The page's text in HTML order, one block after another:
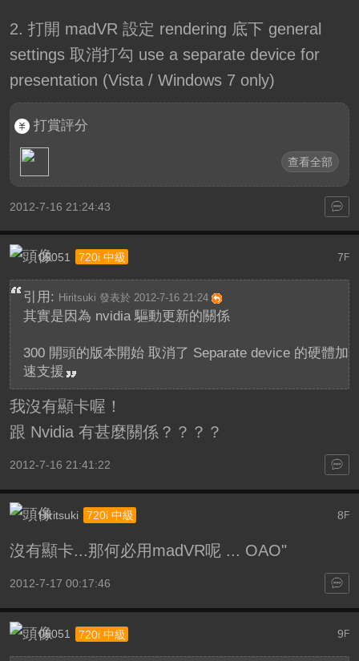
2. 打開 madVR 設定 rendering 底下 general
settings 取消打勾 use a separate device for
presentation (Vista / Windows 7 only)
打賞評分
查看全部
2012-7-16 21:24:43
7 F
05051 720i 中級
引用: Hiritsuki 發表於 2012-7-16 21:24
其實是因為 nvidia 驅動更新的關係
300 開頭的版本開始 取消了 Separate device 的硬體加
速支援
我沒有顯卡喔！
跟 Nvidia 有甚麼關係？？？？
2012-7-16 21:41:22
8 F
Hiritsuki 720i 中級
沒有顯卡...那何必用madVR呢 ... OAO"
2012-7-17 00:17:46
9 F
05051 720i 中級